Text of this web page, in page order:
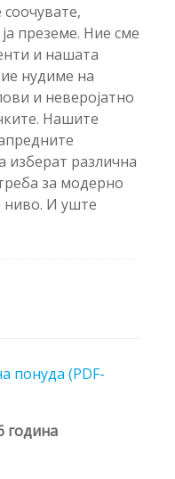
соочувате,
преземе. Ние сме
и нашата
нудиме на
и неверојатно
Нашите
изберат различна
за модерно
ниво. И уште
понуда (PDF-
година